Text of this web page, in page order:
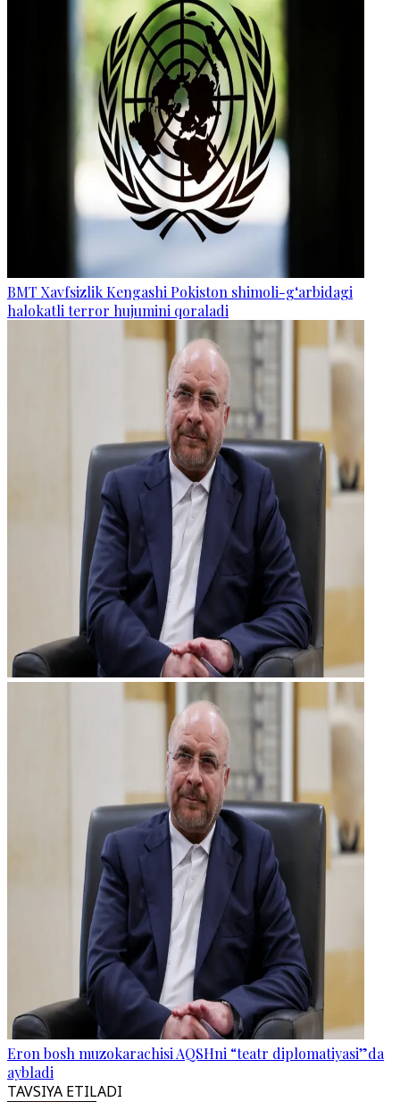
BMT Xavfsizlik Kengashi Pokiston shimoli-g‘arbidagi
halokatli terror hujumini qoraladi
Eron bosh muzokarachisi AQSHni “teatr diplomatiyasi”da
aybladi
TAVSIYA ETILADI